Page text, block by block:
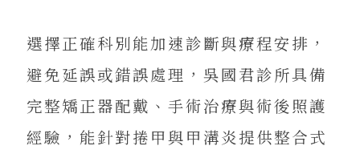
選擇正確科別能加速診斷與療程安排，
避免延誤或錯誤處理，吳國君診所具備
完整矯正器配戴、手術治療與術後照護
經驗，能針對捲甲與甲溝炎提供整合式